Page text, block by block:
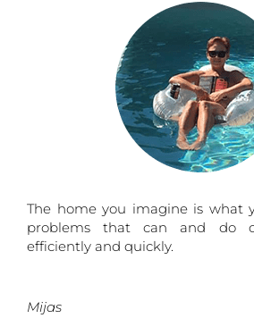
The home you imagine is what
problems that can and do
efficiently and quickly.
Mijas